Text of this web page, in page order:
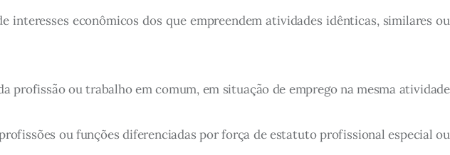
interesses econômicos dos que empreendem atividades idênticas, similares ou
profissão ou trabalho em comum, em situação de emprego na mesma atividade
ou funções diferenciadas por força de estatuto profissional especial ou